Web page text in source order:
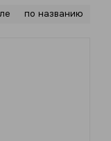
по названию